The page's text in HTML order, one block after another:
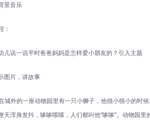
景音乐
：
儿说一说平时爸爸妈妈是怎样爱小朋友的？引入主题
图片，讲故事
城外的一座动物园里有一只小狮子，他很小很小的时
天浑身发抖，哆哆嗦嗦，人们都叫他“哆哆”。动物园